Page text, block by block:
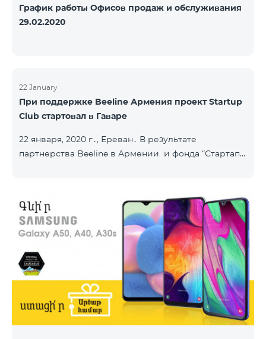
График работы Офисов продаж и обслуживания
29.02.2020
22 January
При поддержке Beeline Армения проект Startup
Club стартовал в Гаваре
22 января, 2020 г․, Ереван․ В результате
партнерства Beeline в Армении и фонда “Стартап
образовательная инициатива, цель которой –
помочь молодым людям из регионов раскрыть
свои предпринимательские способности и
повысить их социальную ответственность. Клубы
задействованы в ряде армянских общин: в
Апаране, Аштараке, Егварде, приграничных Коти,
Айгеховите, и уже в Гаваре. Гаварский кл